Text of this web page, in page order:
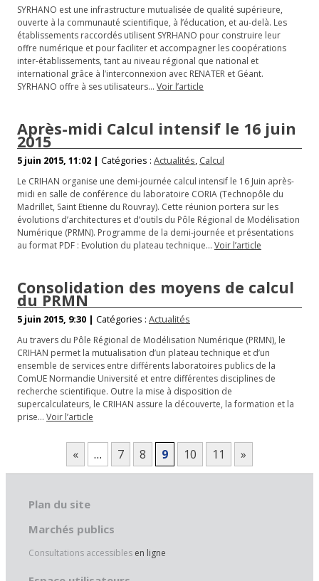
SYRHANO est une infrastructure mutualisée de qualité supérieure,
ouverte à la communauté scientifique, à l’éducation, et au-delà. Les
établissements raccordés utilisent SYRHANO pour construire leur
offre numérique et pour faciliter et accompagner les coopérations
inter-établissements, tant au niveau régional que national et
international grâce à l’interconnexion avec RENATER et Géant.
SYRHANO offre à ses utilisateurs… Voir l’article
Après-midi Calcul intensif le 16 juin
2015
5 juin 2015, 11:02 | Catégories : Actualités, Calcul
Le CRIHAN organise une demi-journée calcul intensif le 16 Juin après-
midi en salle de conférence du laboratoire CORIA (Technopôle du
Madrillet, Saint Etienne du Rouvray). Cette réunion portera sur les
évolutions d’architectures et d’outils du Pôle Régional de Modélisation
Numérique (PRMN). Programme de la demi-journée et présentations
au format PDF : Evolution du plateau technique… Voir l’article
Consolidation des moyens de calcul
du PRMN
5 juin 2015, 9:30 | Catégories : Actualités
Au travers du Pôle Régional de Modélisation Numérique (PRMN), le
CRIHAN permet la mutualisation d’un plateau technique et d’un
ensemble de services entre différents laboratoires publics de la
ComUE Normandie Université et entre différentes disciplines de
recherche scientifique. Outre la mise à disposition de
supercalculateurs, le CRIHAN assure la découverte, la formation et la
prise… Voir l’article
« … 7 8 9 10 11 »
Plan du site
Marchés publics
Consultations accessibles en ligne